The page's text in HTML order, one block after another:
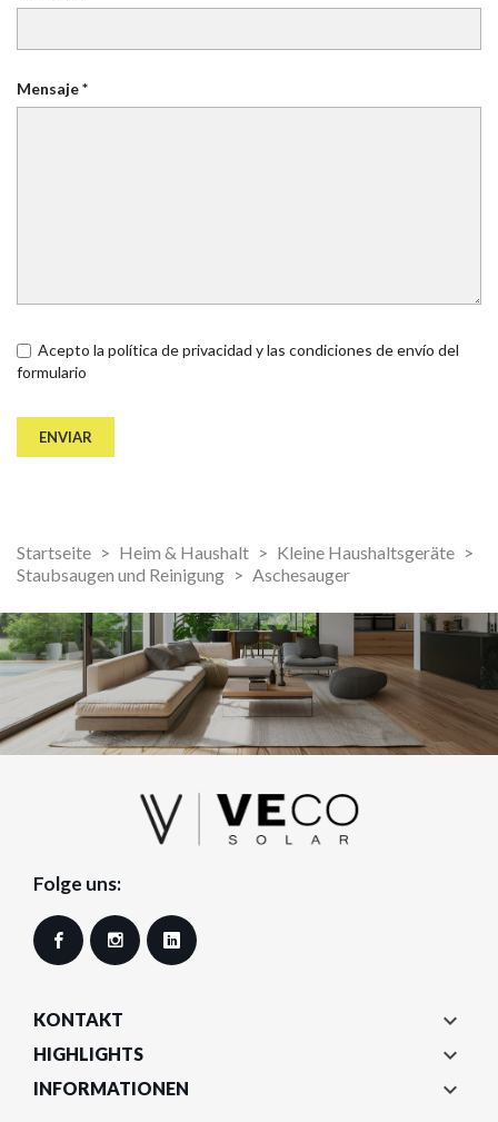
Startseite Heim & Haushalt
Kleine Haushaltsgeräte
Staubsaugen und Reinigung
Aschesauger
Mensaje *
Acepto la política de privacidad y las condiciones de envío del
formulario
Folge uns:
Facebook Instagram
KONTAKT 
HIGHLIGHTS 
INFORMATIONEN 